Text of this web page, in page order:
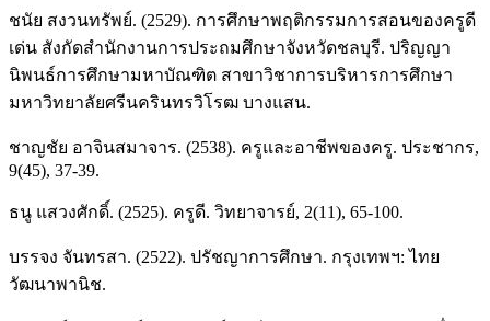
ชนัย สงวนทรัพย์. (2529). การศึกษาพฤติกรรมการสอนของครูดี
เด่น สังกัดสำนักงานการประถมศึกษาจังหวัดชลบุรี. ปริญญา
นิพนธ์การศึกษามหาบัณฑิต สาขาวิชาการบริหารการศึกษา
มหาวิทยาลัยศรีนครินทรวิโรฒ บางแสน.
ชาญชัย อาจินสมาจาร. (2538). ครูและอาชีพของครู. ประชากร,
9(45), 37-39.
ธนู แสวงศักดิ์. (2525). ครูดี. วิทยาจารย์, 2(11), 65-100.
บรรจง จันทรสา. (2522). ปรัชญาการศึกษา. กรุงเทพฯ: ไทย
วัฒนาพานิช.